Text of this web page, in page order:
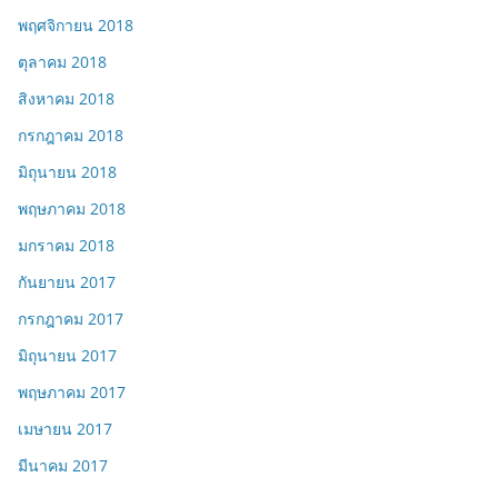
พฤศจิกายน 2018
ตุลาคม 2018
สิงหาคม 2018
กรกฎาคม 2018
มิถุนายน 2018
พฤษภาคม 2018
มกราคม 2018
กันยายน 2017
กรกฎาคม 2017
มิถุนายน 2017
พฤษภาคม 2017
เมษายน 2017
มีนาคม 2017